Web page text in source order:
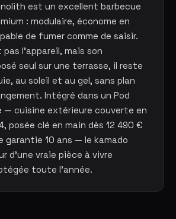
est un excellent barbecue
: modulaire, économe en
de fumer comme de saisir.
l'appareil, mais son
seul sur une terrasse, il reste
au soleil et au gel, sans plan
Intégré dans un Pod
— cuisine extérieure couverte en
posée clé en main dès 12 490 €
garantie 10 ans — le kamado
d'une vraie pièce à vivre
toute l'année.